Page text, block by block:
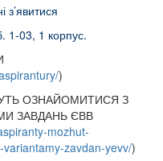
з’явитися
1-03, 1 корпус.
)
ОЗНАЙОМИТИСЯ З
ЗАВДАНЬ ЄВВ
mozhut-
zavdan-yevv/)